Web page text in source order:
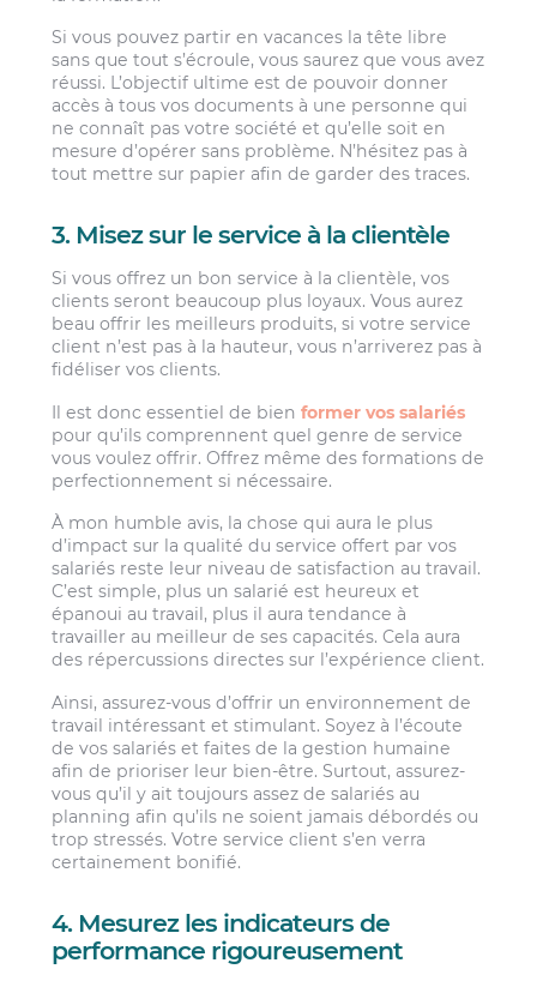
Si vous pouvez partir en vacances la tête libre
sans que tout s’écroule, vous saurez que vous avez
réussi. L’objectif ultime est de pouvoir donner
accès à tous vos documents à une personne qui
ne connaît pas votre société et qu’elle soit en
mesure d’opérer sans problème. N’hésitez pas à
tout mettre sur papier afin de garder des traces.
3. Misez sur le service à la clientèle
Si vous offrez un bon service à la clientèle, vos
clients seront beaucoup plus loyaux. Vous aurez
beau offrir les meilleurs produits, si votre service
client n’est pas à la hauteur, vous n’arriverez pas à
fidéliser vos clients.
Il est donc essentiel de bienformer vos salariés
pour qu’ils comprennent quel genre de service
vous voulez offrir. Offrez même des formations de
perfectionnement si nécessaire.
À mon humble avis, la chose qui aura le plus
d’impact sur la qualité du service offert par vos
salariés reste leur niveau de satisfaction au travail.
C’est simple, plus un salarié est heureux et
épanoui au travail, plus il aura tendance à
travailler au meilleur de ses capacités. Cela aura
des répercussions directes sur l’expérience client.
Ainsi, assurez-vous d’offrir un environnement de
travail intéressant et stimulant. Soyez à l’écoute
de vos salariés et faites de la gestion humaine
afin de prioriser leur bien-être. Surtout, assurez-
vous qu’il y ait toujours assez de salariés au
planning afin qu’ils ne soient jamais débordés ou
trop stressés. Votre service client s’en verra
certainement bonifié.
4. Mesurez les indicateurs de
performance rigoureusement